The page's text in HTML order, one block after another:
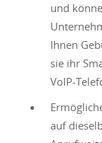
und
Ihnen
sie ihr
VoIP-
auf